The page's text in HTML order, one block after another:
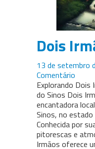
Dois
13 de setembro
Comentário
Explorando Dois
do Sinos Dois
encantadora
Sinos, no estado
Conhecida por
pitorescas e
Irmãos oferece